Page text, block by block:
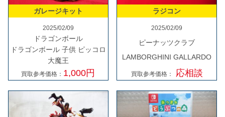
ガレージキット
2025/02/09
ドラゴンボール
ドラゴンボール 子供 ピッコロ
大魔王
買取参考価格： 1,000円
ラジコン
2025/02/09
ピーナッツクラブ
LAMBORGHINI GALLARDO
買取参考価格： 応相談